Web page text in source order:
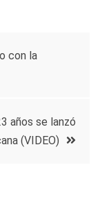
con la
años se lanzó
(VIDEO)